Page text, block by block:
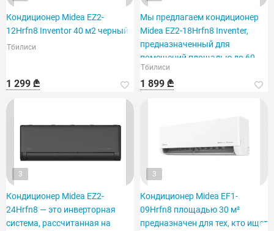
Кондиционер Midea EZ2-
12Hrfn8 Inventor 40 м2 черный
Тбилиси
1 299 ₾
Мы предлагаем кондиционер
Midea EZ2-18Hrfn8 Inventer,
предназначенный для
помещений площадью до 60
м².
Тбилиси
1 899 ₾
3
Кондиционер Midea EZ2-
24Hrfn8 — это инверторная
система, рассчитанная на
3
Кондиционер Midea EF1-
09Hrfn8 площадью 30 м²
предназначен для тех, кто ищет